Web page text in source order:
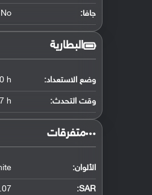
جافا: No
البطارية
وضع الاستعداد: h
وقت التحدث: h
‏متفرقات‏
الألوان:
SAR
:
1.47 W/kg (body) &amp;nbsp; &amp;nbsp;